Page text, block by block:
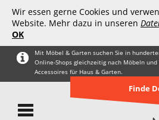
Wir essen gerne Cookies und
Website. Mehr dazu in unseren
OK
Mit Möbel & Garten suchen Sie in
Online-Shops gleichzeitig nach Möbeln und
Accessoires für Haus & Garten.
Finde